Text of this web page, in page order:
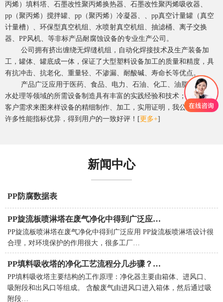
丙烯）填料塔、石墨改性聚丙烯换热器、石墨改性聚丙烯吸收器、
pp（聚丙烯）搅拌罐、pp（聚丙烯）冷凝器、、pp真空计量罐（真空
计量槽）、环保型真空机组、水喷射真空机组、抽滤桶、离子交换
器、PP风机、等非标产品耐腐蚀设备的专业生产公司。
公司拥有挤出缠绕无焊缝机组，自动化焊接技术及生产装备加
工，罐体、罐底成一体，保证了大型塑料设备加工的质量和精度，具
有抗冲击、抗老化、重量轻、不渗漏、耐酸碱、寿命长等优点。
产品广泛应用于医药、食品、电力、石油、化工、油脂、染料、
水处理等领域的所需设备制造具有丰富的实践经验和技术；并可根据
客户需求来图来样设备的精细制作、加工，实用证明，我公司产品的
许多性能指标优异，得到用户的一致好评！ [更多+]
新闻中心
PP防腐数据表
PP旋流板喷淋塔在废气净化中得到广泛应…
PP旋流板喷淋塔在废气净化中得到广泛应用 PP旋流板喷淋塔设计很
合理，对环境保护的作用很大，很多工厂…
PP填料吸收塔的净化工艺流程分几步骤？…
PP填料吸收塔主要结构的工作原理：净化器主要由箱体、进风口、
吸附段和出风口等组成。 含酸废气由进风口进入箱体，然后通过吸
附段…